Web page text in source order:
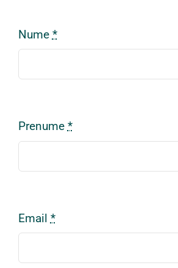
Nume *
Prenume *
Email *